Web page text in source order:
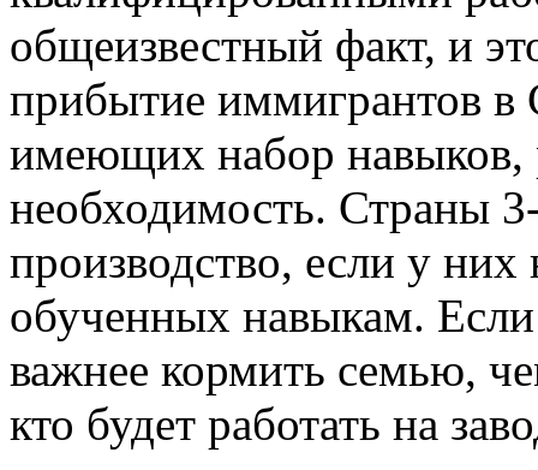
общеизвестный факт, и
прибытие иммигрантов
имеющих набор навыков,
необходимость. Страны
производство, если у них
обученных навыкам.
важнее кормить семью,
кто будет работать на